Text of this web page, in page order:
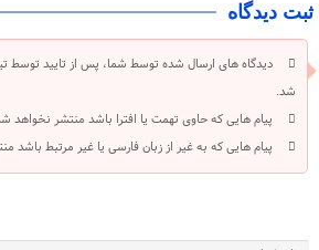
ثبت دیدگاه
دیدگاه های ارسال شده توسط شما، پس از تایید توسط
شد.
پیام هایی که حاوی تهمت یا افترا باشد منتشر نخواهد
پیام هایی که به غیر از زبان فارسی یا غیر مرتبط باشد